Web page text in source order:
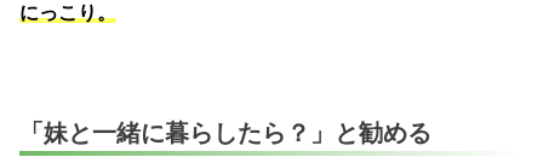
にっこり。
「妹と一緒に暮らしたら？」と勧める